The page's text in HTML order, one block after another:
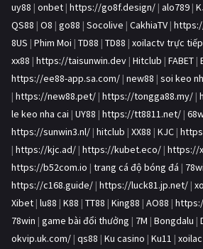
uy88 | onbet | https://go8f.design/ | alo789 |
QS88 | O8 | go88 | Socolive | CakhiaTV |
8US | Phim Moi | TD88 | TD88 | xoilactv trực
xx88 | https://taisunwin.dev | Hitclub | FABET |
https://ee88-app.sa.com/ | new88 | soi keo
| https://new88.pet/ | https://tongga88.my/ |
le keo nha cai | UY88 | https://tt8811.net/ |
https://sunwin3.nl/ | hitclub | XX88 | KJC |
| https://kjc.ad/ | https://kubet.eco/ | https://
https://b52com.io | trang cá độ bóng đá |
https://c168.guide/ | https://luck81.jp.net/ |
Xibet | lu88 | K88 | TT88 | King88 | AO88 |
78win | game bài đổi thưởng | 7M | Bongdalu |
okvip.uk.com/ | qs88 | Ku casino | Ku11 |